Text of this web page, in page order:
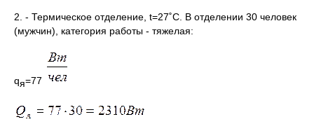
2. - Термическое отделение, t=27˚C. В отделении 30 человек
(мужчин), категория работы - тяжелая:
qя=77